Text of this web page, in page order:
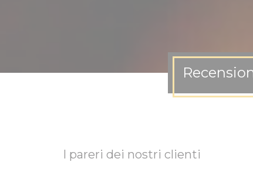
I pareri dei nostri clienti